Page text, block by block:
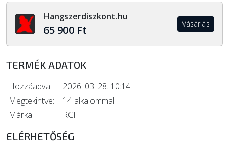
Hangszerdiszkont.hu
65 900 Ft Vásárlás
TERMÉK ADATOK
Hozzáadva:
2026. 03. 28. 10:14
Megtekintve:
14 alkalommal
Márka:
RCF
ELÉRHETŐSÉG